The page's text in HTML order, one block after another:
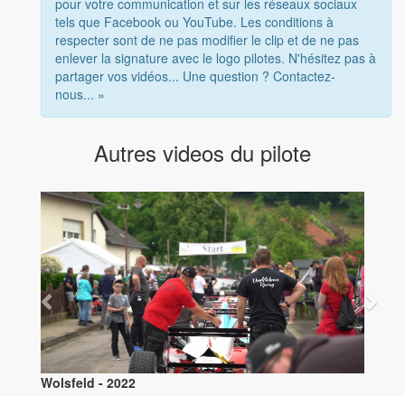
tels que Facebook ou YouTube. Les conditions à
respecter sont de ne pas modifier le clip et de ne pas
enlever la signature avec le logo pilotes. N'hésitez pas à
partager vos vidéos... Une question ? Contactez-
nous... »
Autres videos du pilote
Wolsfeld - 2022